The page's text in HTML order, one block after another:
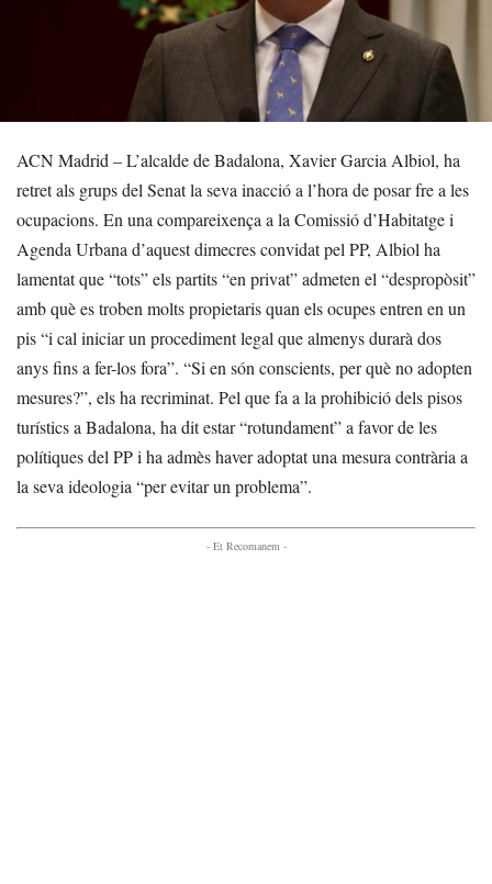
ACN Madrid – L’alcalde de Badalona, Xavier Garcia Albiol, ha
retret als grups del Senat la seva inacció a l’hora de posar fre a les
ocupacions. En una compareixença a la Comissió d’Habitatge i
Agenda Urbana d’aquest dimecres convidat pel PP, Albiol ha
lamentat que “tots” els partits “en privat” admeten el “despropòsit”
amb què es troben molts propietaris quan els ocupes entren en un
pis “i cal iniciar un procediment legal que almenys durarà dos
anys fins a fer-los fora”. “Si en són conscients, per què no adopten
mesures?”, els ha recriminat. Pel que fa a la prohibició dels pisos
turístics a Badalona, ha dit estar “rotundament” a favor de les
polítiques del PP i ha admès haver adoptat una mesura contrària a
la seva ideologia “per evitar un problema”.
- Et Recomanem -